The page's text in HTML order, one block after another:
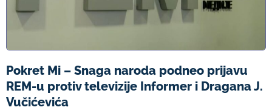
Pokret Mi – Snaga naroda podneo prijavu
REM-u protiv televizije Informer i Dragana J.
Vučićevića